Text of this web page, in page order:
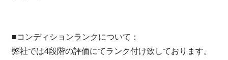
■コンディションランクについて：
弊社では4段階の評価にてランク付け致しております。